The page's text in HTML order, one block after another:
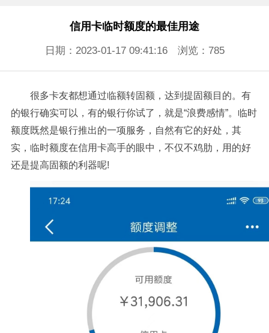
信用卡临时额度的最佳用途
日期：2023-01-17 09:41:16 浏览： 785
很多卡友都想通过临额转固额，达到提固额目的。有
的银行确实可以，有的银行你试了，就是“浪费感情”。临时
额度既然是银行推出的一项服务，自然有它的好处，其
实，临时额度在信用卡高手的眼中，不仅不鸡肋，用的好
还是提高固额的利器呢!